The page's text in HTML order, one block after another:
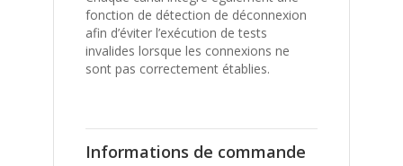
fonction de détection de déconnexion
afin d’éviter l’exécution de tests
invalides lorsque les connexions ne
sont pas correctement établies.
Informations de commande